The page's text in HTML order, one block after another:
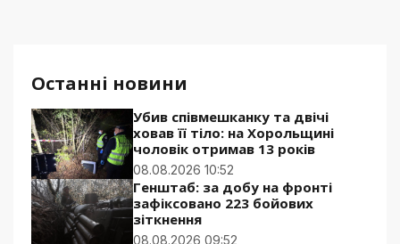
Останні новини
Убив співмешканку та двічі
ховав її тіло: на Хорольщині
чоловік отримав 13 років
08.08.2026 10:52
Генштаб: за добу на фронті
зафіксовано 223 бойових
зіткнення
08.08.2026 09:52